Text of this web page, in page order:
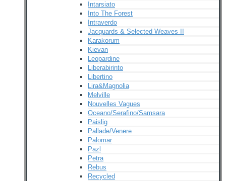
Intarsiato
Into The Forest
Intraverdo
Jacquards & Selected Weaves II
Karakorum
Kievan
Leopardine
Liberabirinto
Libertino
Lira&Magnolia
Melville
Nouvelles Vagues
Oceano/Serafino/Samsara
Paislig
Pallade/Venere
Palomar
Pazl
Petra
Rebus
Recycled